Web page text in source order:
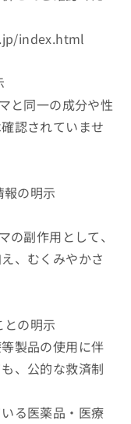
index.html
と同一の成分や性
認されていませ
の明示
副作用として、
、むくみやかさ
の明示
製品の使用に伴
、公的な救済制
る医薬品・医療